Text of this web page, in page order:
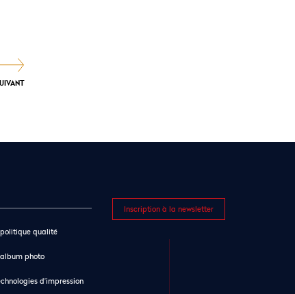
qualité
photo
d’impression
Inscription à la newsletter